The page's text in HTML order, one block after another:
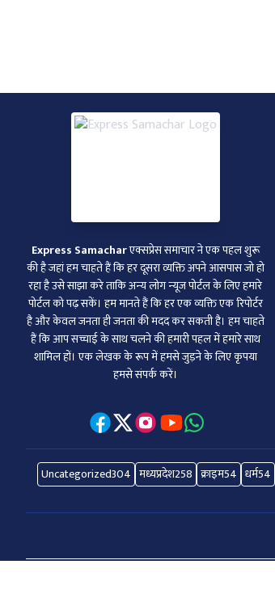
Express Samacharएक्सप्रेस समाचार ने एक पहल शुरू
की है जहां हम चाहते हैं कि हर दूसरा व्‍यक्ति अपने आसपास जो हो
रहा है उसे साझा करे ताकि अन्‍य लोग न्‍यूज पोर्टल के लिए हमारे
पोर्टल को पढ़ सकें। हम मानते हैं कि हर एक व्यक्ति एक रिपोर्टर
है और केवल जनता ही जनता की मदद कर सकती है। हम चाहते
हैं कि आप सच्चाई के साथ चलने की हमारी पहल में हमारे साथ
शामिल हों। एक लेखक के रूप में हमसे जुड़ने के लिए कृपया
हमसे संपर्क करें।
Uncategorized304 मध्यप्रदेश258 क्राइम54 धर्म54